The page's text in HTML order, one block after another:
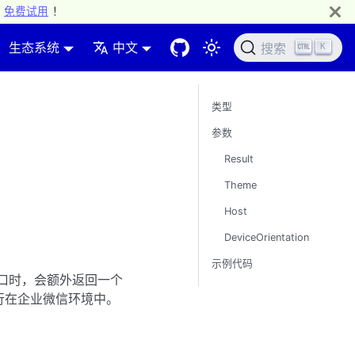
免费试用 ！
生态系统 中文 搜索 K
时，会额外返回一个
企业微信环境中。
类型
参数
Result
Theme
Host
DeviceOrientation
示例代码